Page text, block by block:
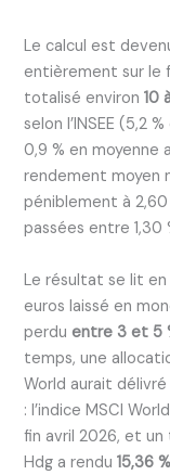
Le calcul est
entièrement sur le
totalisé environ10
selon l’INSEE (5,2
0,9 % en moyenne
rendement moyen
péniblement à
passées entre 1,30
Le résultat se lit en
euros laissé en
perduentre 3 et 5
temps, une
World aurait
: l’indice MSCI
fin avril 2026, et un
Hdg a rendu15,36